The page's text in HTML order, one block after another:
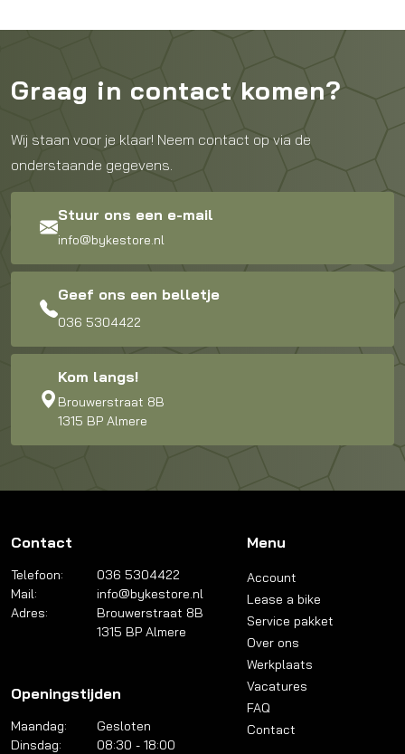
Graag in contact komen?
Wij staan voor je klaar! Neem contact op via de
onderstaande gegevens.
Stuur ons een e-mail
info@bykestore.nl
Geef ons een belletje
036 5304422
Kom langs!
Brouwerstraat 8B
1315 BP Almere
Contact
Telefoon:
036 5304422
Mail:
info@bykestore.nl
Adres:
Brouwerstraat 8B
1315 BP Almere
Openingstijden
Maandag:
Gesloten
Dinsdag:
08:30 - 18:00
Menu
Account
Lease a bike
Service pakket
Over ons
Werkplaats
Vacatures
FAQ
Contact